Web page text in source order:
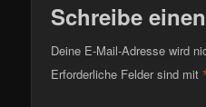
Schreibe
Deine E-Mail-Adresse wird
Erforderliche Felder sind mit